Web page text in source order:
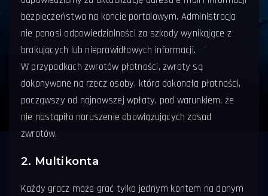
bezpieczeństwa na koncie portalowym. Administracja
nie ponosi odpowiedzialności za szkody wynikające z
brakujących lub nieprawidłowych informacji.
W przypadkach zwrotów płatności, zwroty są
dokonywane na rzecz osoby, która dokonała płatności,
począwszy od najnowszej wpłaty, pod warunkiem, że
nie nastąpiło naruszenie obowiązujących zasad
zwrotów.
2. Multikonta
Każdy gracz może grać tylko jednym kontem na danym